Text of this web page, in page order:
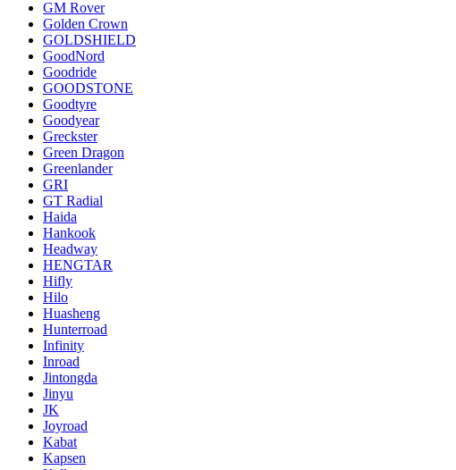
GM Rover
Golden Crown
GOLDSHIELD
GoodNord
Goodride
GOODSTONE
Goodtyre
Goodyear
Greckster
Green Dragon
Greenlander
GRI
GT Radial
Haida
Hankook
Headway
HENGTAR
Hifly
Hilo
Huasheng
Hunterroad
Infinity
Inroad
Jintongda
Jinyu
JK
Joyroad
Kabat
Kapsen